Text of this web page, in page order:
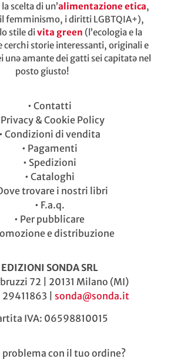
la scelta di un’alimentazione etica,
femminismo, i diritti LGBTQIA+),
stile divita green (l’ecologia e la
cerchi storie interessanti, originali e
unə amante dei gatti sei capitatə nel
posto giusto!
• Contatti
Privacy & Cookie Policy
• Condizioni di vendita
• Pagamenti
• Spedizioni
• Cataloghi
trovare i nostri libri
• F.a.q.
• Per pubblicare
e distribuzione
EDIZIONI SONDA SRL
72 | 20131 Milano (MI)
| sonda@sonda.it
IVA: 06598810015
problema con il tuo ordine?